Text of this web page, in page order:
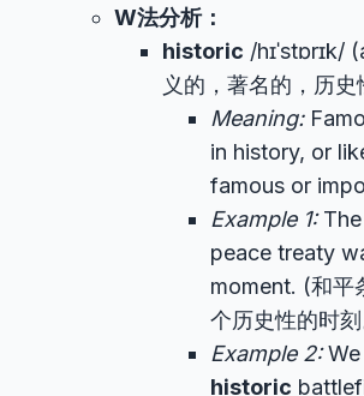
W法分析：
historic /hɪˈstɒrɪk/
义的，著名的，历史
Meaning:
in history, or
famous or
Example 1:The
peace treaty
moment. (和平
个历史性的时
Example 2:We
historic